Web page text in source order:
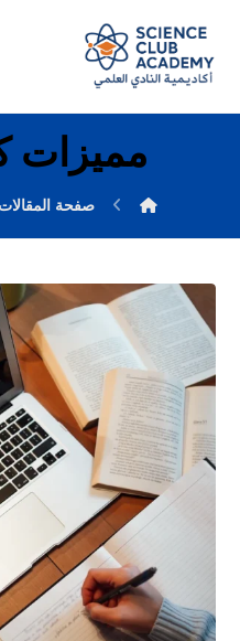
مميزات
صفحة المقالات